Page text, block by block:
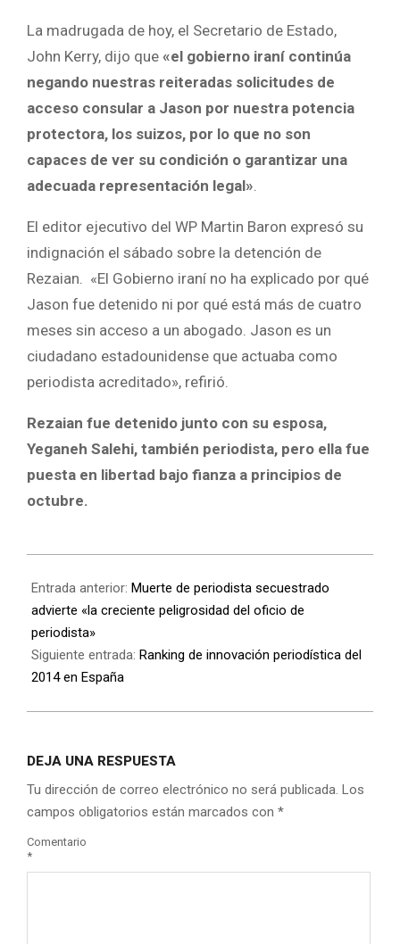
La madrugada de hoy, el Secretario de Estado,
John Kerry, dijo que «el gobierno iraní continúa
negando nuestras reiteradas solicitudes de
acceso consular a Jason por nuestra potencia
protectora, los suizos, por lo que no son
capaces de ver su condición o garantizar una
adecuada representación legal»
El editor ejecutivo del WP Martin Baron expresó su
indignación el sábado sobre la detención de
Rezaian. «El Gobierno iraní no ha explicado por qué
Jason fue detenido ni por qué está más de cuatro
meses sin acceso a un abogado. Jason es un
ciudadano estadounidense que actuaba como
periodista acreditado», refirió.
Rezaian fue detenido junto con su esposa,
Yeganeh Salehi, también periodista, pero ella fue
puesta en libertad bajo fianza a principios de
octubre.
Entrada anterior: Muerte de periodista secuestrado
advierte «la creciente peligrosidad del oficio de
periodista»
Siguiente entrada: Ranking de innovación periodística del
2014 en España
DEJA UNA RESPUESTA
Tu dirección de correo electrónico no será publicada. Los
campos obligatorios están marcados con *
Comentario
*